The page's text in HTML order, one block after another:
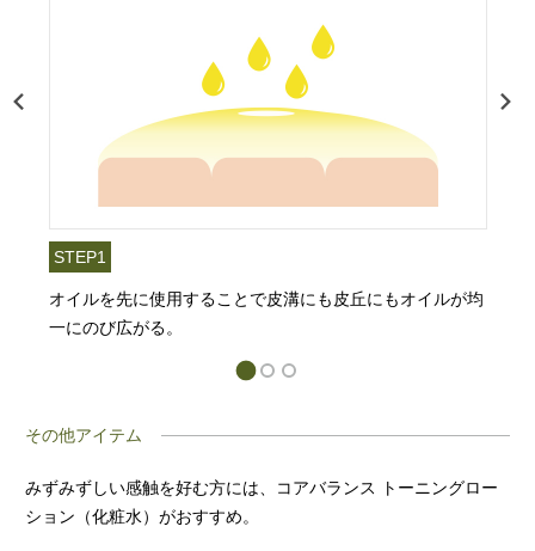
STEP1
オイルを先に使用することで皮溝にも皮丘にもオイルが均
一にのび広がる。
その他アイテム
みずみずしい感触を好む方には、コアバランス トーニングロー
ション（化粧水）がおすすめ。